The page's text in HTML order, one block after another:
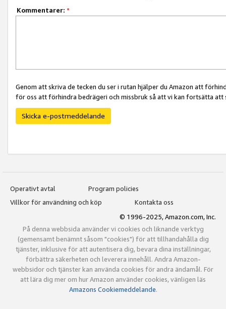
Kommentarer: *
Genom att skriva de tecken du ser i rutan hjälper du Amazon att
för oss att förhindra bedrägeri och missbruk så att vi kan fortsätta
Skicka e-postmeddelande
Operativt avtal
Program policies
Villkor för användning och köp
Kontakta oss
© 1996-2025, Amazon.com, Inc.
På denna webbsida använder vi cookies och liknande verktyg
(gemensamt benämnt såsom "cookies") för att tillhandahålla dig
tjänster, inklusive för att autentisera dig, bevara dina inställningar,
förbättra säkerheten och leverera innehåll. Andra Amazon-
webbsidor och tjänster kan använda cookies för andra ändamål. För
att lära dig mer om hur Amazon använder cookies, vänligen läs
Amazons Cookiemeddelande.